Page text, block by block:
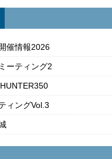
催情報2026
ーティング2
ィングVol.3